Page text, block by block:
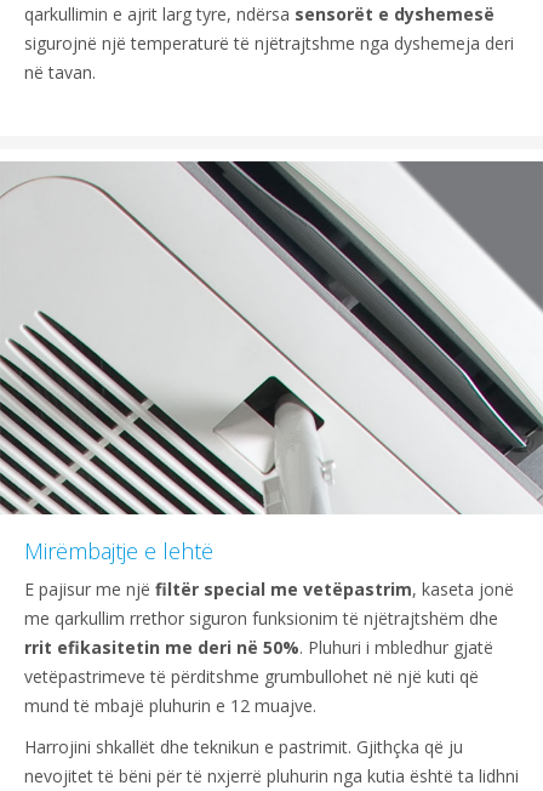
qarkullimin e ajrit larg tyre, ndërsa sensorët e dyshemesë
sigurojnë një temperaturë të njëtrajtshme nga dyshemeja deri
në tavan.
Mirëmbajtje e lehtë
E pajisur me një filtër special me vetëpastrim, kaseta jonë
me qarkullim rrethor siguron funksionim të njëtrajtshëm dhe
rrit efikasitetin me deri në 50%. Pluhuri i mbledhur gjatë
vetëpastrimeve të përditshme grumbullohet në një kuti që
mund të mbajë pluhurin e 12 muajve.
Harrojini shkallët dhe teknikun e pastrimit. Gjithçka që ju
nevojitet të bëni për të nxjerrë pluhurin nga kutia është ta lidhni